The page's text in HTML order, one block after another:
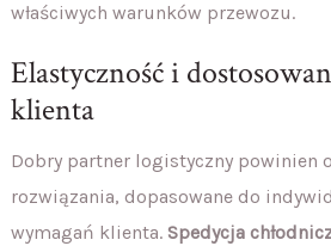
właściwych warunków przewozu.
Elastyczność i
klienta
Dobry partner logistyczny powinien
rozwiązania, dopasowane do
wymagań klienta. Spedycja